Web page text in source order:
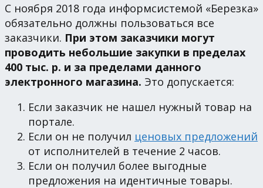
С ноября 2018 года информсистемой «Березка»
обязательно должны пользоваться все
заказчики. При этом заказчики могут
проводить небольшие закупки в пределах
400 тыс. р. и за пределами данного
электронного магазина. Это допускается:
Если заказчик не нашел нужный товар на
портале.
Если он не получил ценовых предложений
от исполнителей в течение 2 часов.
Если он получил более выгодные
предложения на идентичные товары.